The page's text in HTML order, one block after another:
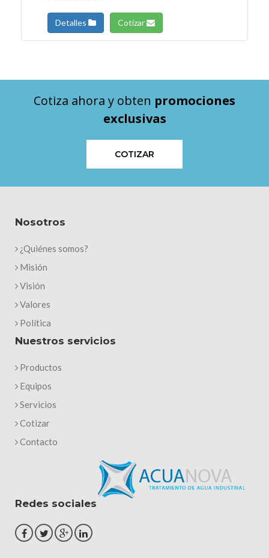
Detalles Cotizar
Cotiza ahora y obten promociones
exclusivas
COTIZAR
Nosotros
¿Quiénes somos?
Misión
Visión
Valores
Política
Nuestros servicios
Productos
Equipos
Servicios
Cotizar
Contacto
Redes sociales